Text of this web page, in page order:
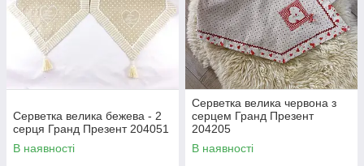
Серветка велика бежева - 2
серця Гранд Презент 204051
В наявності
Серветка велика червона з
серцем Гранд Презент
204205
В наявності